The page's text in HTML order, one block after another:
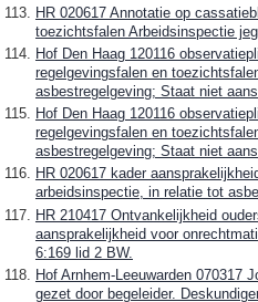
HR 020617 Annotatie op
toezichtsfalen Arbeidsinspectie
Hof Den Haag 120116
regelgevingsfalen en
asbestregelgeving; Staat niet
Hof Den Haag 120116
regelgevingsfalen en
asbestregelgeving; Staat niet
HR 020617 kader
arbeidsinspectie, in relatie tot
HR 210417 Ontvankelijkheid
aansprakelijkheid voor
6:169 lid 2 BW.
Hof Arnhem-Leeuwarden 070317
gezet door begeleider.